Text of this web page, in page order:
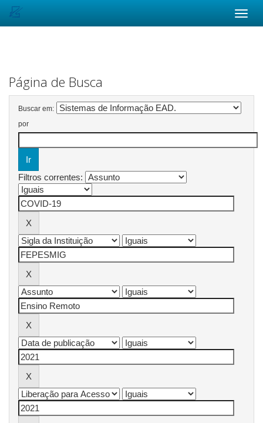
Página de Busca
Buscar em:
por
Filtros correntes: